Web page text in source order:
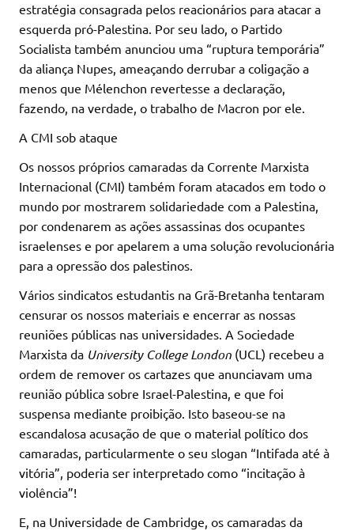
estratégia consagrada pelos reacionários para atacar a
esquerda pró-Palestina. Por seu lado, o Partido
Socialista também anunciou uma “ruptura temporária”
da aliança Nupes, ameaçando derrubar a coligação a
menos que Mélenchon revertesse a declaração,
fazendo, na verdade, o trabalho de Macron por ele.
A CMI sob ataque
Os nossos próprios camaradas da Corrente Marxista
Internacional (CMI) também foram atacados em todo o
mundo por mostrarem solidariedade com a Palestina,
por condenarem as ações assassinas dos ocupantes
israelenses e por apelarem a uma solução revolucionária
para a opressão dos palestinos.
Vários sindicatos estudantis na Grã-Bretanha tentaram
censurar os nossos materiais e encerrar as nossas
reuniões públicas nas universidades. A Sociedade
Marxista da University College London (UCL) recebeu a
ordem de remover os cartazes que anunciavam uma
reunião pública sobre Israel-Palestina, e que foi
suspensa mediante proibição. Isto baseou-se na
escandalosa acusação de que o material político dos
camaradas, particularmente o seu slogan “Intifada até à
vitória”, poderia ser interpretado como “incitação à
violência”!
E, na Universidade de Cambridge, os camaradas da